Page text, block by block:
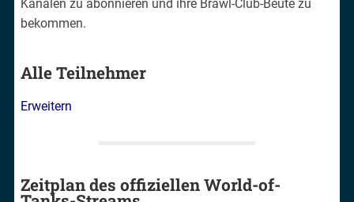
Kanälen zu abonnieren und ihre Brawl-Club-Beute zu
bekommen.
Alle Teilnehmer
Erweitern
Zeitplan des offiziellen World-of-